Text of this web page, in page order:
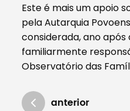
Este é mais um apoio
pela Autarquia
considerada, ano após
familiarmente
Observatório das
anterior